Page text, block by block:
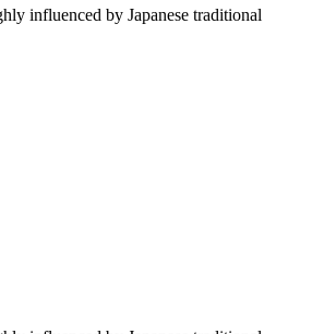
influenced by Japanese traditional